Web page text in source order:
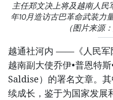
主任郑文决上将及越南人民
年10月造访古巴革命武装力
（图片来源
越通社河内 ——《人民军
越南副大使乔伊•普恩特
Saldise）的署名文章。
续成长，鉴于为国家发展